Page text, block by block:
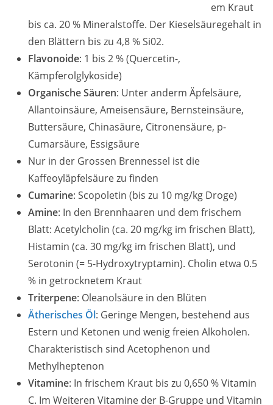
em Kraut
bis ca. 20 % Mineralstoffe. Der Kieselsäuregehalt in
den Blättern bis zu 4,8 % Si02.
Flavonoide: 1 bis 2 % (Quercetin-,
Kämpferolglykoside)
Organische Säuren: Unter anderm Äpfelsäure,
Allantoinsäure, Ameisensäure, Bernsteinsäure,
Buttersäu­re, Chinasäure, Citronensäure, p-
Cumarsäure, Essigsäure
Nur in der Grossen Brennessel ist die
Kaffeoyläpfelsäure zu finden
Cumarine: Scopoletin (bis zu 10 mg/kg Droge)
Amine: In den Brennhaaren und dem frischem
Blatt: Acetylcholin (ca. 20 mg/kg im frischen Blatt),
Histamin (ca. 30 mg/kg im frischen Blatt), und
Serotonin (= 5-Hydroxytryptamin). Cholin etwa 0.5
% in getrocknetem Kraut
Triterpene: Oleanolsäure in den Blüten
Ätherisches Öl: Geringe Mengen, bestehend aus
Estern und Ketonen und wenig freien Alkoholen.
Charakteristisch sind Acetophenon und
Methylheptenon
Vitamine: In frischem Kraut bis zu 0,650 % Vitamin
C. Im Weiteren Vitamine der B-Gruppe und Vitamin